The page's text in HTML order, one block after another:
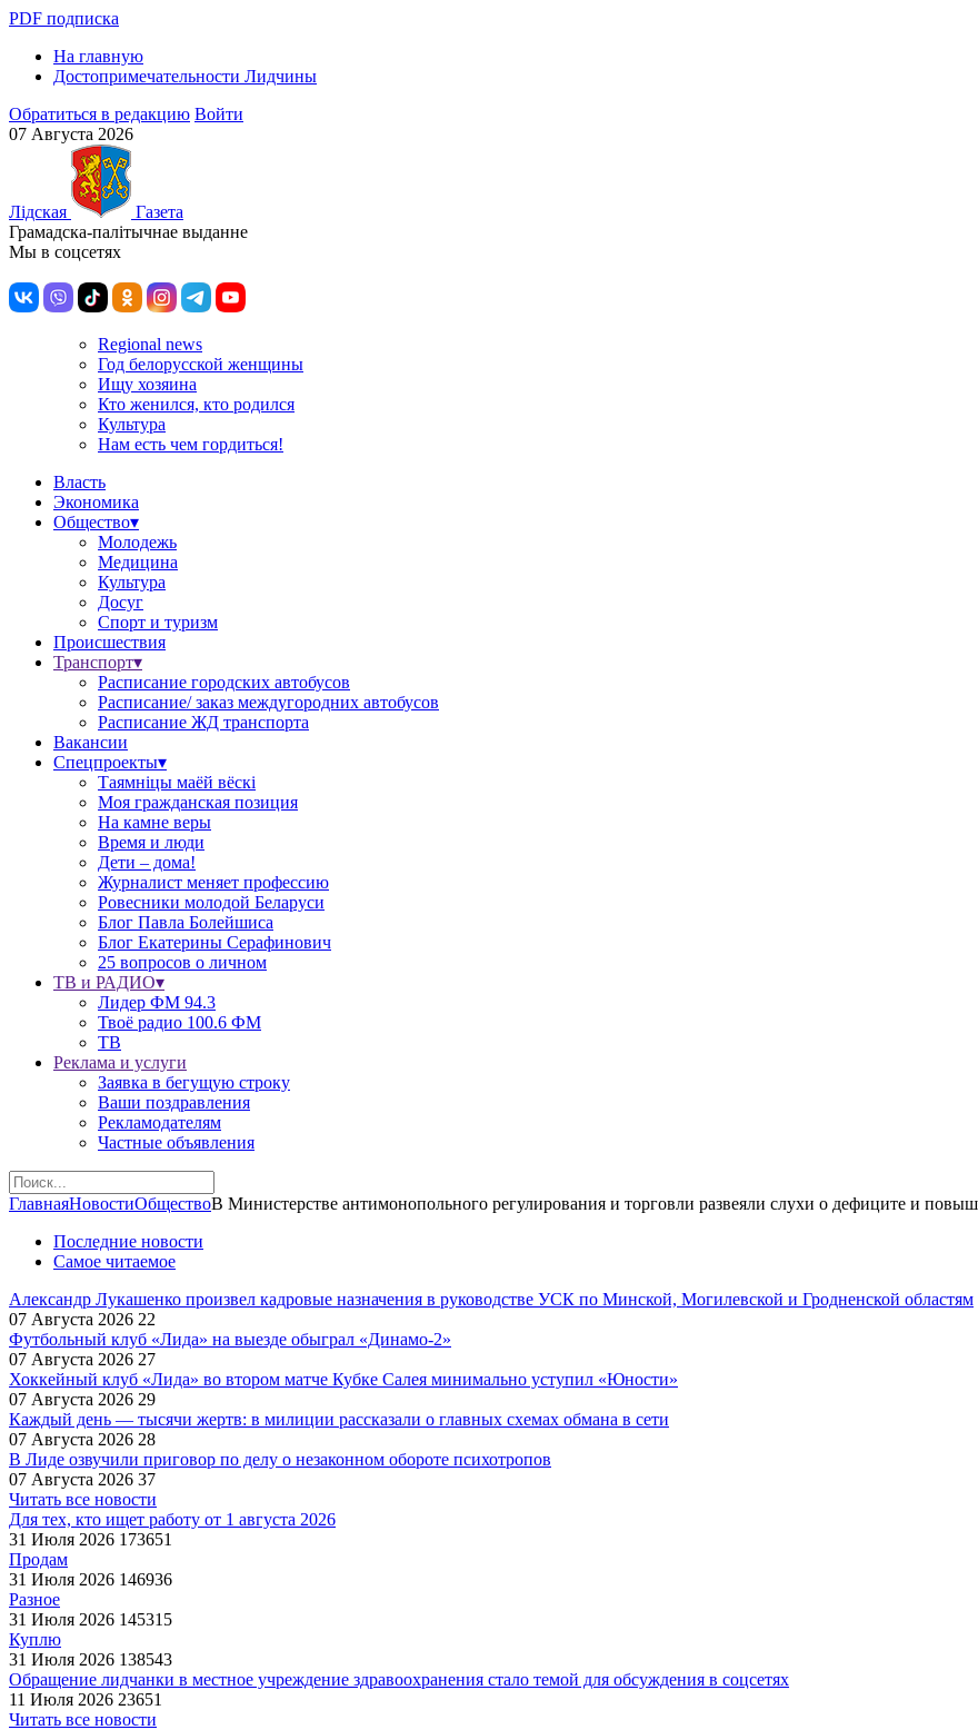
PDF подписка
На главную
Достопримечательности Лидчины
Обратиться в редакцию Войти
07 Августа 2026
Лiдская
Газета
Грамадска-палiтычнае выданне
Мы в соцсетях
Regional news
Год белорусской женщины
Ищу хозяина
Кто женился, кто родился
Культура
Нам есть чем гордиться!
Власть
Экономика
Общество▾
Молодежь
Медицина
Культура
Досуг
Спорт и туризм
Происшествия
Транспорт▾
Расписание городских автобусов
Расписание/ заказ междугородних автобусов
Расписание ЖД транспорта
Вакансии
Спецпроекты▾
Таямніцы маёй вёскі
Моя гражданская позиция
На камне веры
Время и люди
Дети – дома!
Журналист меняет профессию
Ровесники молодой Беларуси
Блог Павла Болейшиса
Блог Екатерины Серафинович
25 вопросов о личном
ТВ и РАДИО▾
Лидер ФМ 94.3
Твоё радио 100.6 ФМ
ТВ
Реклама и услуги
Заявка в бегущую строку
Ваши поздравления
Рекламодателям
Частные объявления
ГлавнаяНовостиОбществоВ Министерстве антимонопольного регулирования и торговли развеяли слухи о дефиците и
Последние новости
Самое читаемое
Александр Лукашенко произвел кадровые назначения в руководстве УСК по Минской, Могилевской и Гродненской областям
07 Августа 2026 22
Футбольный клуб «Лида» на выезде обыграл «Динамо-2»
07 Августа 2026 27
Хоккейный клуб «Лида» во втором матче Кубке Салея минимально уступил «Юности»
07 Августа 2026 29
Каждый день — тысячи жертв: в милиции рассказали о главных схемах обмана в сети
07 Августа 2026 28
В Лиде озвучили приговор по делу о незаконном обороте психотропов
07 Августа 2026 37
Читать все новости
Для тех, кто ищет работу от 1 августа 2026
31 Июля 2026 173651
Продам
31 Июля 2026 146936
Разное
31 Июля 2026 145315
Куплю
31 Июля 2026 138543
Обращение лидчанки в местное учреждение здравоохранения стало темой для обсуждения в соцсетях
11 Июля 2026 23651
Читать все новости